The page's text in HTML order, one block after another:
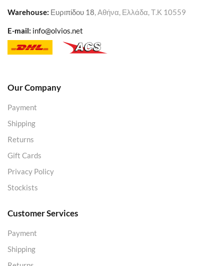
Warehouse: Ευριπίδου 18, Αθήνα, Ελλάδα, Τ.Κ 10559
E-mail: info@olvios.net
Our Company
Payment
Shipping
Returns
Gift Cards
Privacy Policy
Stockists
Customer Services
Payment
Shipping